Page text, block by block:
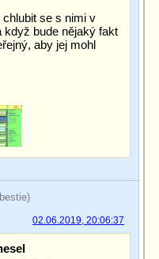
se s nimi v
když bude nějaký fakt
aby jej mohl
02.06.2019, 20:06:37